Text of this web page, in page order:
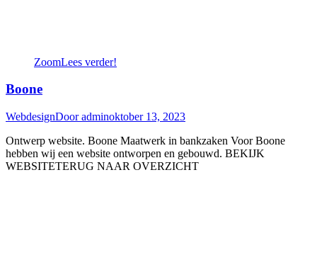
ZoomLees verder!
Boone
WebdesignDooradminoktober 13, 2023
Ontwerp website. Boone Maatwerk in bankzaken Voor Boone
hebben wij een website ontworpen en gebouwd. BEKIJK
WEBSITETERUG NAAR OVERZICHT